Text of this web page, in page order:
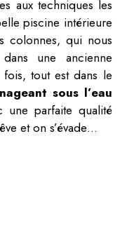
aux techniques les
piscine intérieure
colonnes, qui nous
une ancienne
tout est dans le
sous l’eau
une parfaite qualité
et on s’évade…